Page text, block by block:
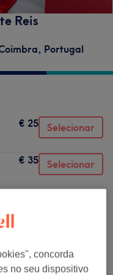
Reis
Portugal
€ 25 Selecionar
€ 35 Selecionar
concorda
no seu dispositivo